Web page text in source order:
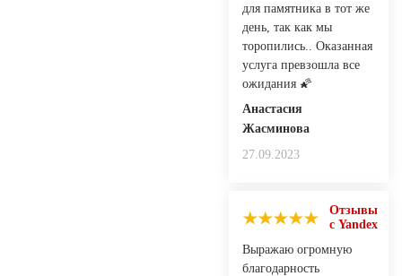
для памятника в тот же
день, так как мы
торопились.. Оказанная
услуга превзошла все
ожидания 🌠
Анастасия
Жасминова
27.09.2023
Отзывы
с Yandex
Выражаю огромную
благодарность